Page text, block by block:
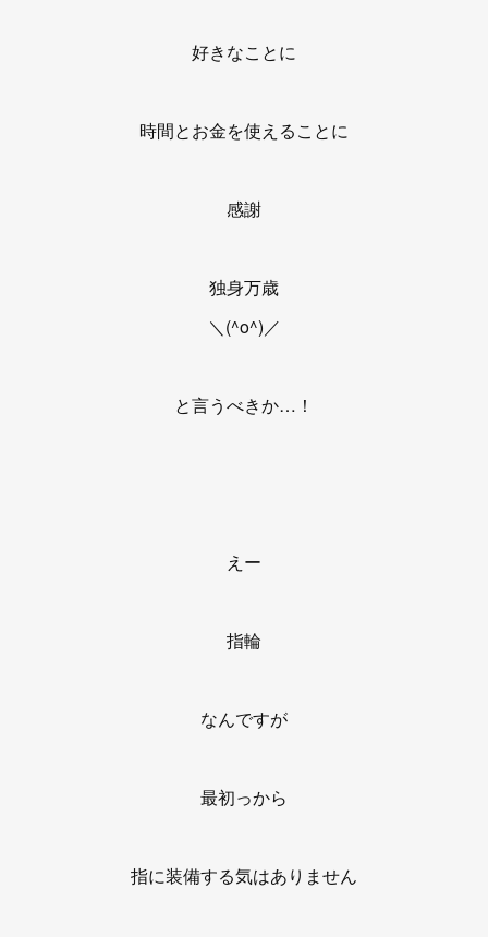
好きなことに
時間とお金を使えることに
感謝
独身万歳
＼(^o^)／
と言うべきか…！
えー
指輪
なんですが
最初っから
指に装備する気はありません